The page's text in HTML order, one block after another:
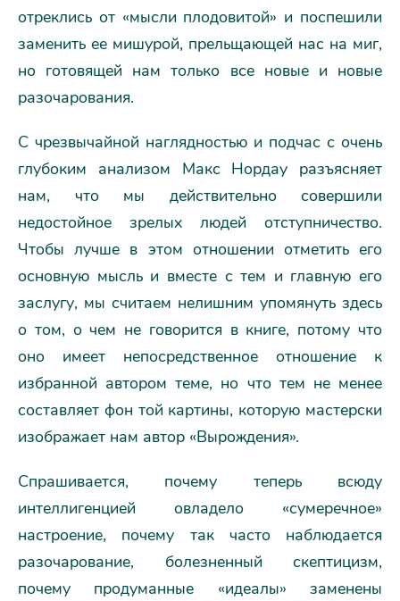
отреклись от «мысли плодовитой» и поспешили
заменить ее мишурой, прельщающей нас на миг,
но готовящей нам только все новые и новые
разочарования.
С чрезвычайной наглядностью и подчас с очень
глубоким анализом Макс Нордау разъясняет
нам, что мы действительно совершили
недостойное зрелых людей отступничество.
Чтобы лучше в этом отношении отметить его
основную мысль и вместе с тем и главную его
заслугу, мы считаем нелишним упомянуть здесь
о том, о чем не говорится в книге, потому что
оно имеет непосредственное отношение к
избранной автором теме, но что тем не менее
составляет фон той картины, которую мастерски
изображает нам автор «Вырождения».
Спрашивается, почему теперь всюду
интеллигенцией овладело «сумеречное»
настроение, почему так часто наблюдается
разочарование, болезненный скептицизм,
почему продуманные «идеалы» заменены